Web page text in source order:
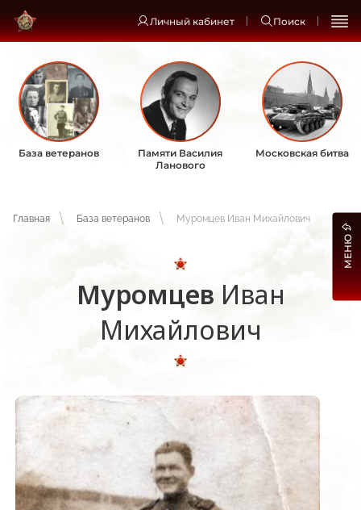
Личный кабинет Поиск
База ветеранов
Памяти Василия
Ланового
Московская битва
Главная База ветеранов Муромцев Иван Михайлович
Муромцев Иван
Михайлович
МЕНЮ